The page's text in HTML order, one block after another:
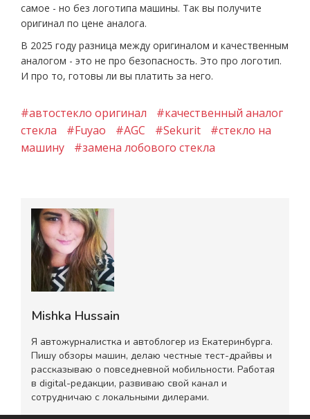
самое - но без логотипа машины. Так вы получите
оригинал по цене аналога.
В 2025 году разница между оригиналом и качественным
аналогом - это не про безопасность. Это про логотип.
И про то, готовы ли вы платить за него.
#автостекло оригинал
#качественный аналог
стекла
#Fuyao #AGC #Sekurit
#стекло на
машину
#замена лобового стекла
Mishka Hussain
Я автожурналистка и автоблогер из Екатеринбурга.
Пишу обзоры машин, делаю честные тест-драйвы и
рассказываю о повседневной мобильности. Работая
в digital-редакции, развиваю свой канал и
сотрудничаю с локальными дилерами.